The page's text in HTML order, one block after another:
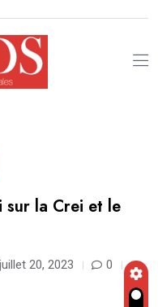
sur la Crei et le
juillet 20, 2023
0